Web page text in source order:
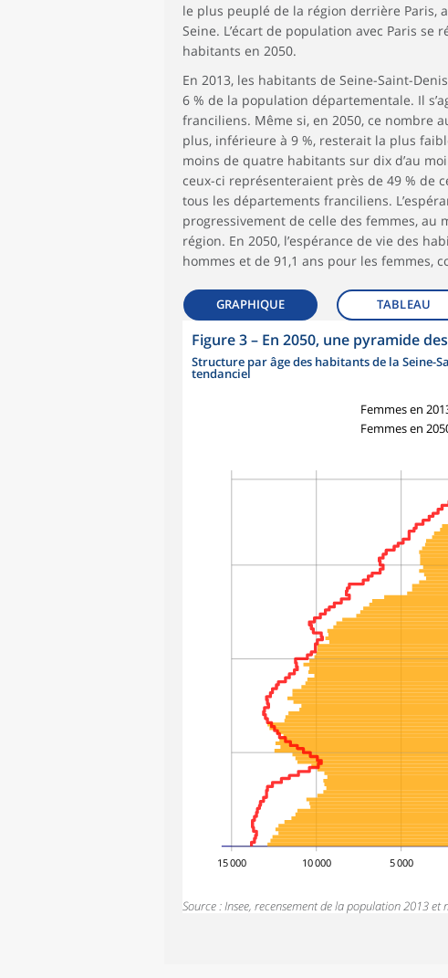
le plus peuplé de la région derrière Paris,
Seine. L’écart de population avec Paris
habitants en 2050.
En 2013, les habitants de Seine-Saint-
6 % de la population départementale. Il
franciliens. Même si, en 2050, ce nombre
plus, inférieure à 9 %, resterait la plus
moins de quatre habitants sur dix d’au
ceux-ci représenteraient près de 49 % de
tous les départements franciliens.
progressivement de celle des femmes,
région. En 2050, l’espérance de vie des
hommes et de 91,1 ans pour les femmes,
GRAPHIQUE TABLEAU
Figure 3– En 2050, une pyramide
Structure par âge des habitants de la Seine-
tendanciel
5 000
10 000
15 000
Femmes en
Femmes en
Source : Insee, recensement de la population 2013 et